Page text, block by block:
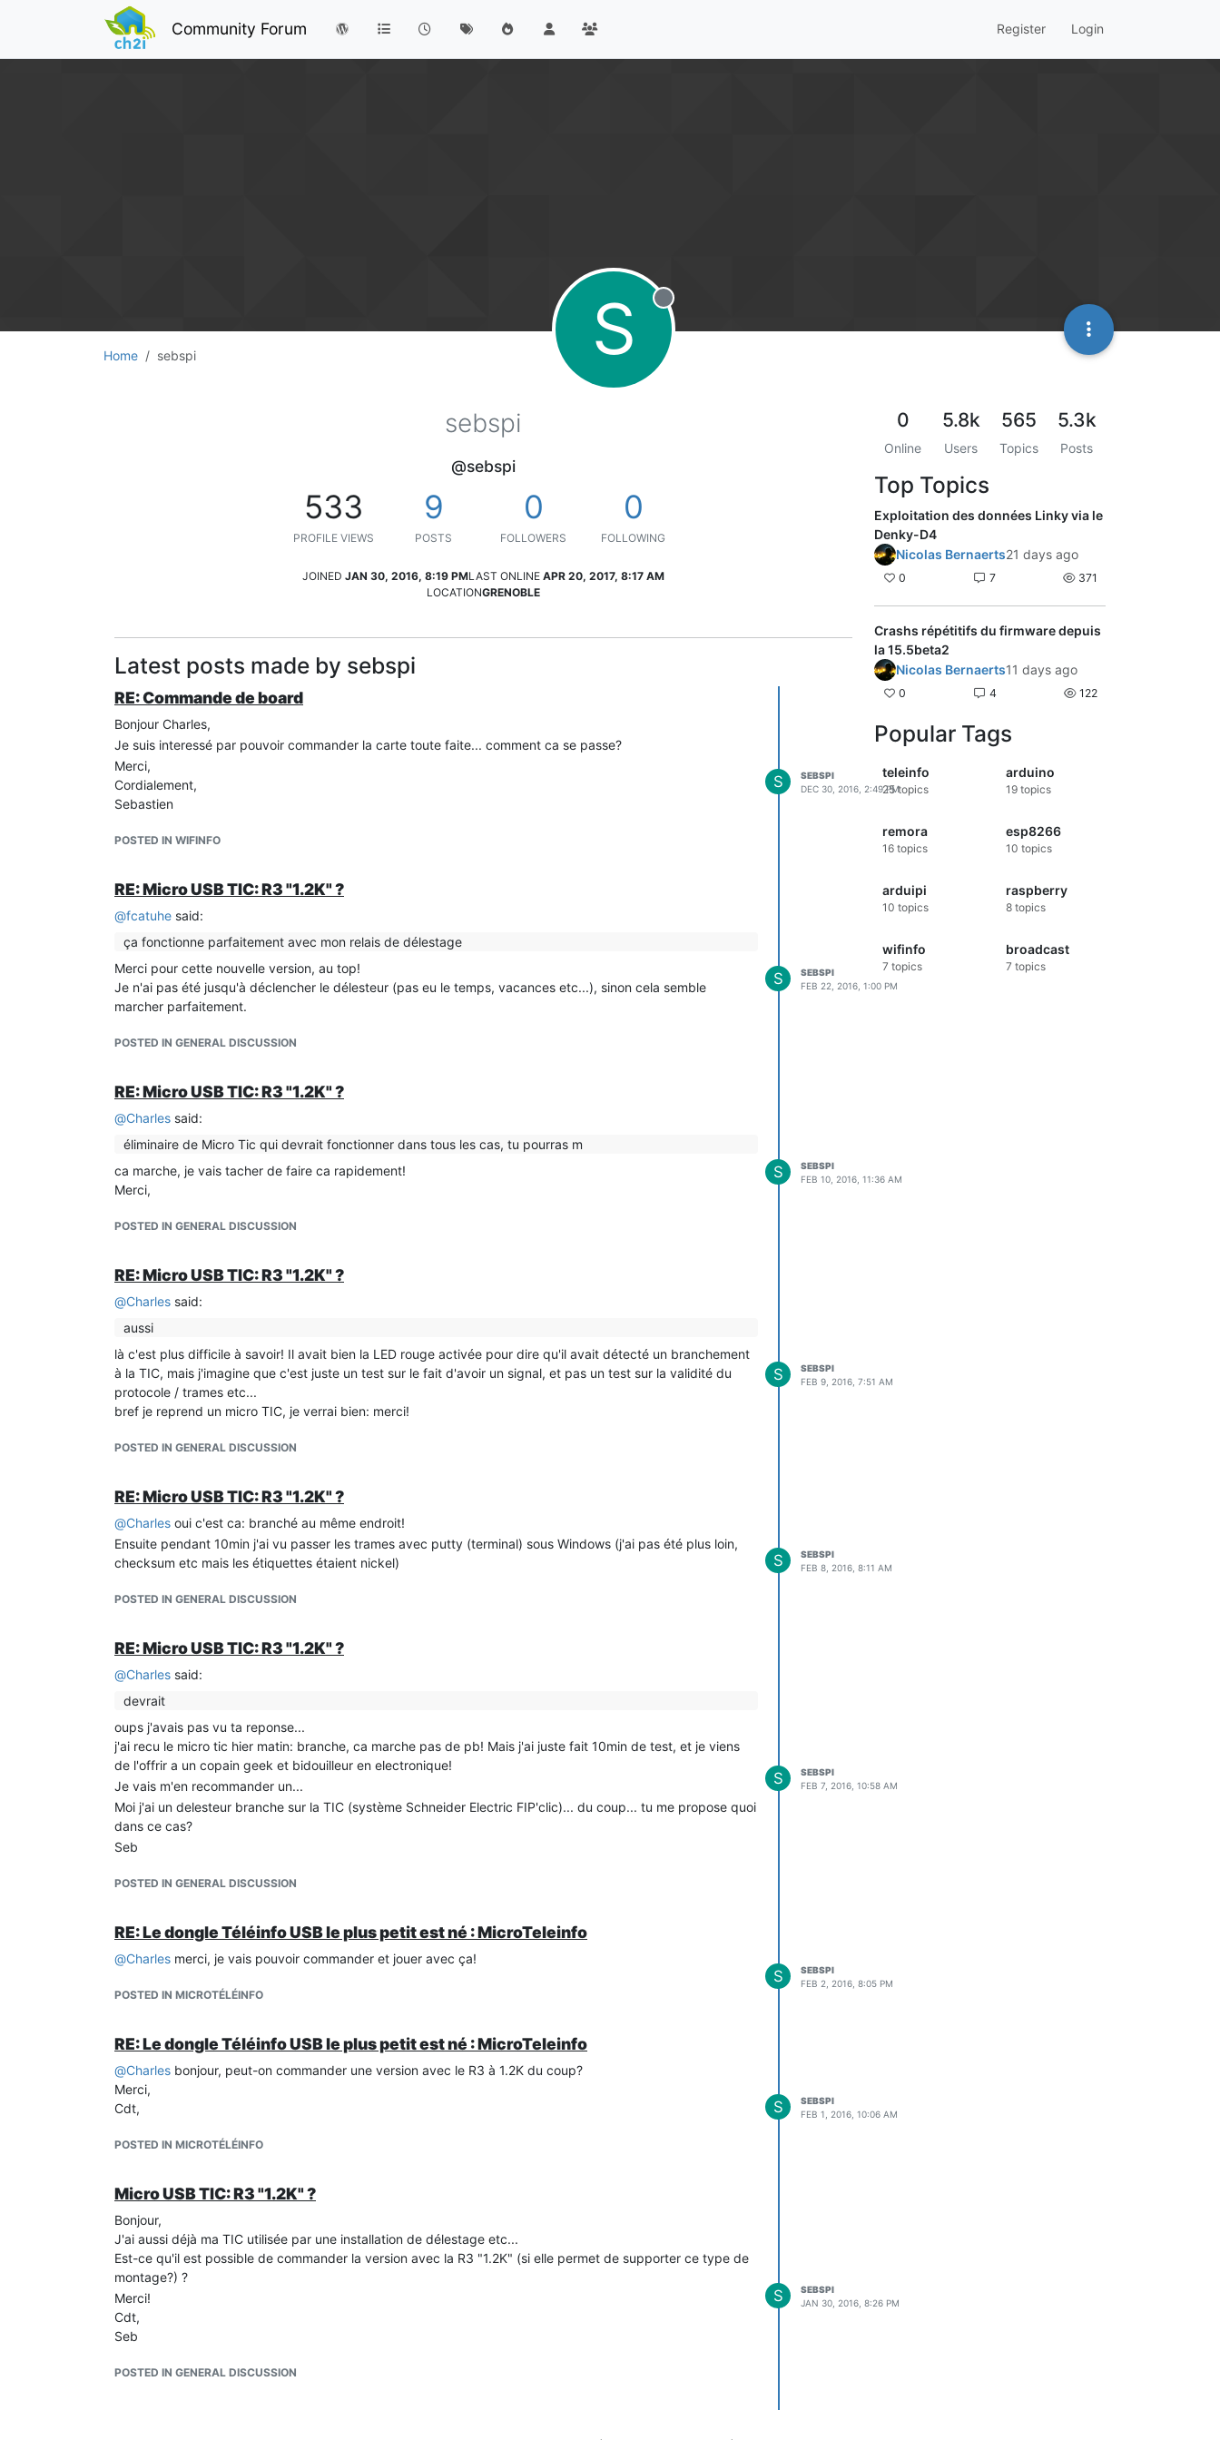
Community Forum Register Login
Home sebspi S Offline
sebspi
@sebspi
533
PROFILE VIEWS
9
POSTS
0
FOLLOWERS
0
FOLLOWING
JOINED JAN 30, 2016, 8:19 PMLAST ONLINE APR 20, 2017, 8:17 AM
LOCATIONGRENOBLE
Latest posts made by sebspi
RE: Commande de board
Bonjour Charles,
Je suis interessé par pouvoir commander la carte toute faite... comment ca se passe?
Merci,
Cordialement,
Sebastien
POSTED IN WIFINFO
S
SEBSPI
DEC 30, 2016, 2:49 PM
RE: Micro USB TIC: R3 "1.2K" ?
@fcatuhe said:
ça fonctionne parfaitement avec mon relais de délestage
Merci pour cette nouvelle version, au top!
Je n'ai pas été jusqu'à déclencher le délesteur (pas eu le temps, vacances etc...), sinon cela semble
marcher parfaitement.
POSTED IN GENERAL DISCUSSION
S
SEBSPI
FEB 22, 2016, 1:00 PM
RE: Micro USB TIC: R3 "1.2K" ?
@Charles said:
éliminaire de Micro Tic qui devrait fonctionner dans tous les cas, tu pourras m
ca marche, je vais tacher de faire ca rapidement!
Merci,
POSTED IN GENERAL DISCUSSION
S
SEBSPI
FEB 10, 2016, 11:36 AM
RE: Micro USB TIC: R3 "1.2K" ?
@Charles said:
aussi
là c'est plus difficile à savoir! Il avait bien la LED rouge activée pour dire qu'il avait détecté un branchement
à la TIC, mais j'imagine que c'est juste un test sur le fait d'avoir un signal, et pas un test sur la validité du
protocole / trames etc...
bref je reprend un micro TIC, je verrai bien: merci!
POSTED IN GENERAL DISCUSSION
S
SEBSPI
FEB 9, 2016, 7:51 AM
RE: Micro USB TIC: R3 "1.2K" ?
@Charles oui c'est ca: branché au même endroit!
Ensuite pendant 10min j'ai vu passer les trames avec putty (terminal) sous Windows (j'ai pas été plus loin,
checksum etc mais les étiquettes étaient nickel)
POSTED IN GENERAL DISCUSSION
S
SEBSPI
FEB 8, 2016, 8:11 AM
RE: Micro USB TIC: R3 "1.2K" ?
@Charles said:
devrait
oups j'avais pas vu ta reponse...
j'ai recu le micro tic hier matin: branche, ca marche pas de pb! Mais j'ai juste fait 10min de test, et je viens
de l'offrir a un copain geek et bidouilleur en electronique!
Je vais m'en recommander un...
Moi j'ai un delesteur branche sur la TIC (système Schneider Electric FIP'clic)... du coup... tu me propose quoi
dans ce cas?
Seb
POSTED IN GENERAL DISCUSSION
S
SEBSPI
FEB 7, 2016, 10:58 AM
RE: Le dongle Téléinfo USB le plus petit est né : MicroTeleinfo
@Charles merci, je vais pouvoir commander et jouer avec ça!
POSTED IN MICROTÉLÉINFO
S
SEBSPI
FEB 2, 2016, 8:05 PM
RE: Le dongle Téléinfo USB le plus petit est né : MicroTeleinfo
@Charles bonjour, peut-on commander une version avec le R3 à 1.2K du coup?
Merci,
Cdt,
POSTED IN MICROTÉLÉINFO
S
SEBSPI
FEB 1, 2016, 10:06 AM
Micro USB TIC: R3 "1.2K" ?
Bonjour,
J'ai aussi déjà ma TIC utilisée par une installation de délestage etc...
Est-ce qu'il est possible de commander la version avec la R3 "1.2K" (si elle permet de supporter ce type de
montage?) ?
Merci!
Cdt,
Seb
POSTED IN GENERAL DISCUSSION
S
SEBSPI
JAN 30, 2016, 8:26 PM
0
Online
5.8k
Users
565
Topics
5.3k
Posts
Top Topics
Exploitation des données Linky via le
Denky-D4
Nicolas Bernaerts21 days ago
0 7 371
Crashs répétitifs du firmware depuis
la 15.5beta2
Nicolas Bernaerts11 days ago
0 4 122
Popular Tags
teleinfo
25topics
arduino
19topics
remora
16 topics
esp8266
10 topics
arduipi
10 topics
raspberry
8topics
wifinfo
7 topics
broadcast
7 topics